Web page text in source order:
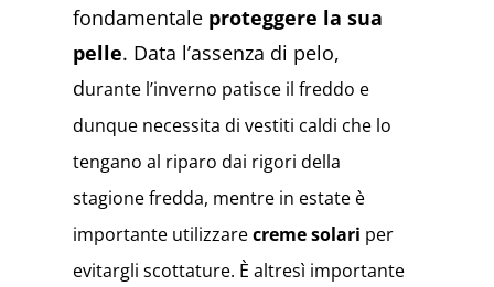
fondamentale proteggere la sua
pelle. Data l’assenza di pelo,
durante l’inverno patisce il freddo e
dunque necessita di vestiti caldi che lo
tengano al riparo dai rigori della
stagione fredda, mentre in estate è
importante utilizzarecreme solari per
evitargli scottature. È altresì importante